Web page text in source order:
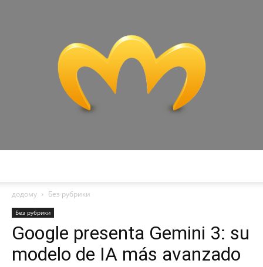
додому
Без рубрики
Без рубрики
Google presenta Gemini 3: su
modelo de IA más avanzado